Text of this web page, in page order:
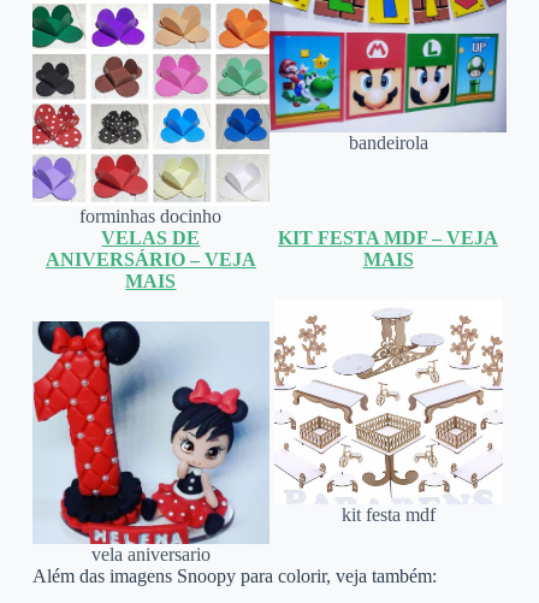
forminhas docinho
bandeirola
VELAS DE
ANIVERSÁRIO – VEJA
MAIS
vela aniversario
KIT FESTA MDF – VEJA
MAIS
kit festa mdf
Além das imagens Snoopy para colorir, veja também: